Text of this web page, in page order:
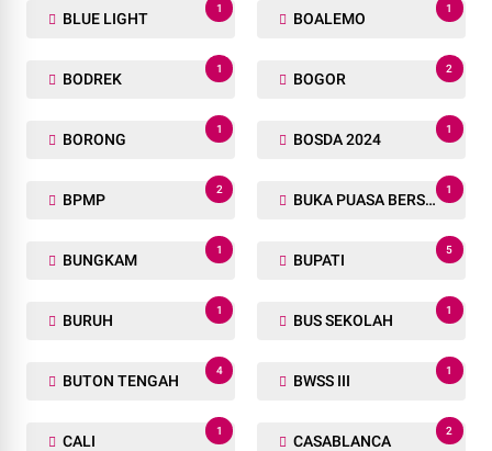
BLUE LIGHT
1
BOALEMO
1
BODREK
1
BOGOR
2
BORONG
1
BOSDA 2024
1
BPMP
2
BUKA PUASA BERSAMA
1
BUNGKAM
1
BUPATI
5
BURUH
1
BUS SEKOLAH
1
BUTON TENGAH
4
BWSS III
1
CALI
1
CASABLANCA
2